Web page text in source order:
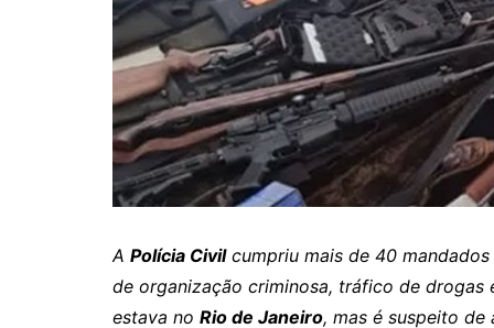
Jaraguá
Jardim Paulista
Jataí
Nerópolis
Niquelândia
Nova América
Nova Glória
Nova Iguaçu de Goiás
A Polícia Civilcumpriu mais de 40 mandados
de organização criminosa, tráfico de
estava no Rio de Janeiro, mas é suspeito de